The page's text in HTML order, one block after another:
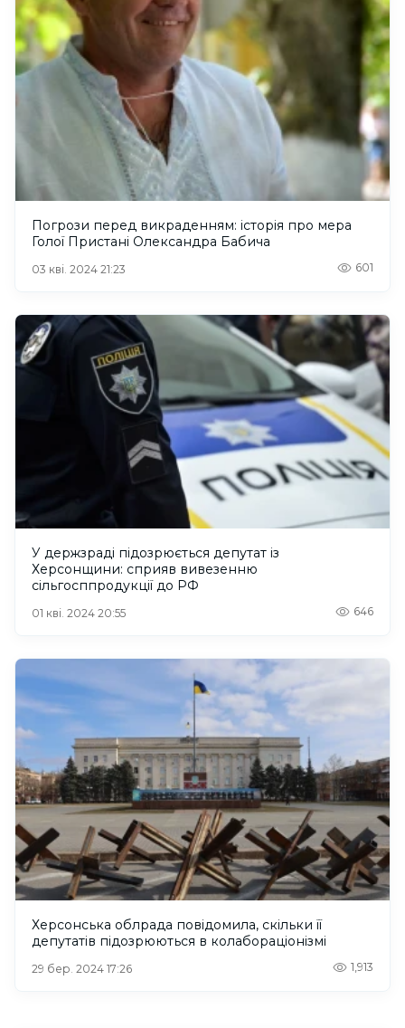
Погрози перед викраденням: історія про мера
Голої Пристані Олександра Бабича
03 кві. 2024 21:23 601
У держзраді підозрюється депутат із
Херсонщини: сприяв вивезенню
сільгосппродукції до РФ
01 кві. 2024 20:55 646
Херсонська облрада повідомила, скільки її
депутатів підозрюються в колабораціонізмі
29 бер. 2024 17:26 1,913